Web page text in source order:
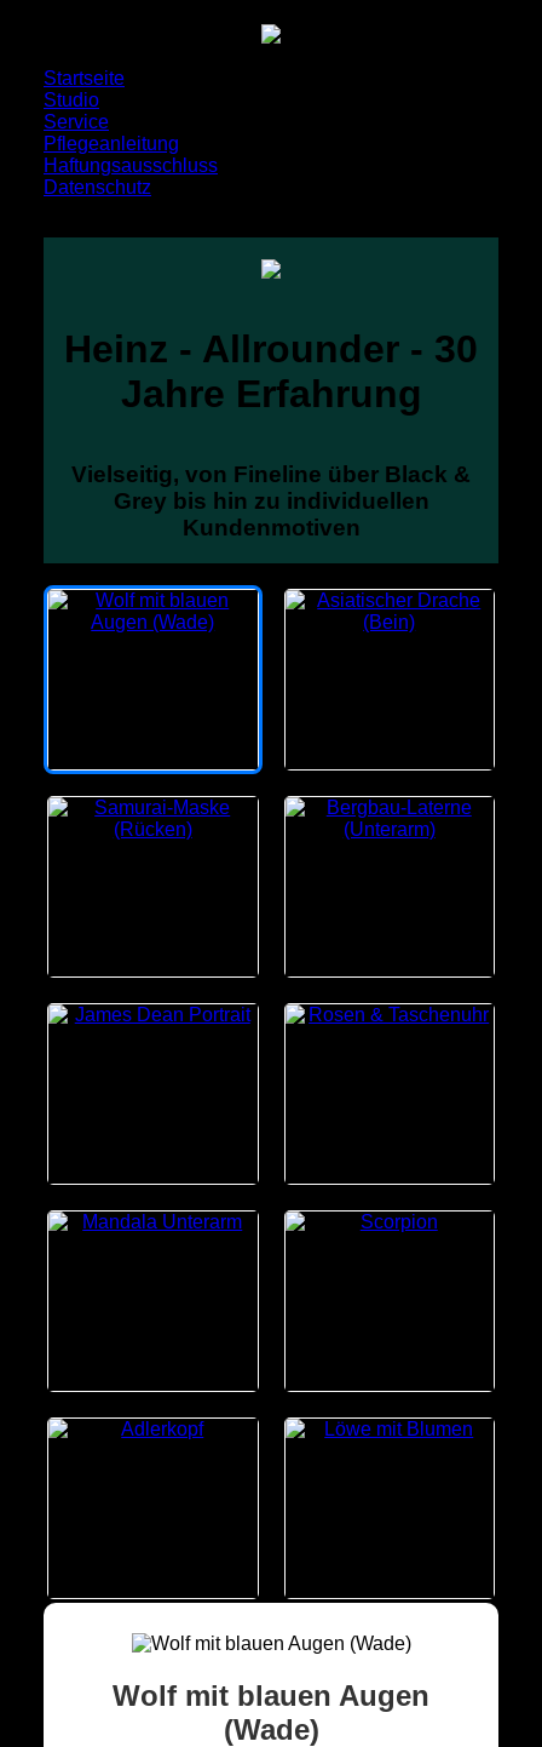
Startseite
Studio
Service
Pflegeanleitung
Haftungsausschluss
Datenschutz
Heinz - Allrounder - 30
Jahre Erfahrung
Vielseitig, von Fineline über Black &
Grey bis hin zu individuellen
Kundenmotiven
Wolf mit blauen Augen
(Wade)